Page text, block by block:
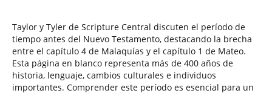
Taylor y Tyler de Scripture Central discuten el período de
tiempo antes del Nuevo Testamento, destacando la brecha
entre el capítulo 4 de Malaquías y el capítulo 1 de Mateo.
Esta página en blanco representa más de 400 años de
historia, lenguaje, cambios culturales e individuos
importantes. Comprender este período es esencial para un